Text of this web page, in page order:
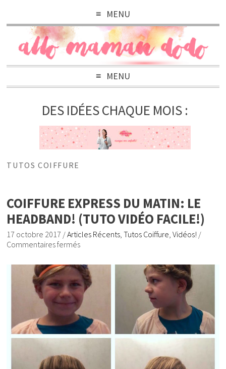
MENU
MENU
DES IDÉES CHAQUE MOIS :
TUTOS COIFFURE
COIFFURE EXPRESS DU MATIN: LE
HEADBAND! (TUTO VIDÉO FACILE!)
17 octobre 2017 /Articles Récents ,Tutos Coiffure ,Vidéos! /
Commentaires fermés